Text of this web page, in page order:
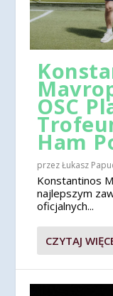
OSC
Ham
przezŁukasz
Konstantinos
najlepszym
oficjalnych...
CZYTAJ